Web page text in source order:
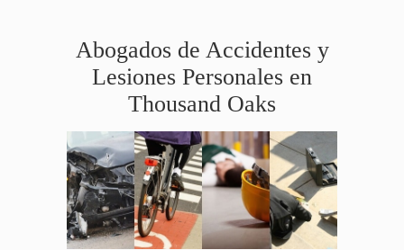
Abogados de Accidentes y
Lesiones Personales en
Thousand Oaks